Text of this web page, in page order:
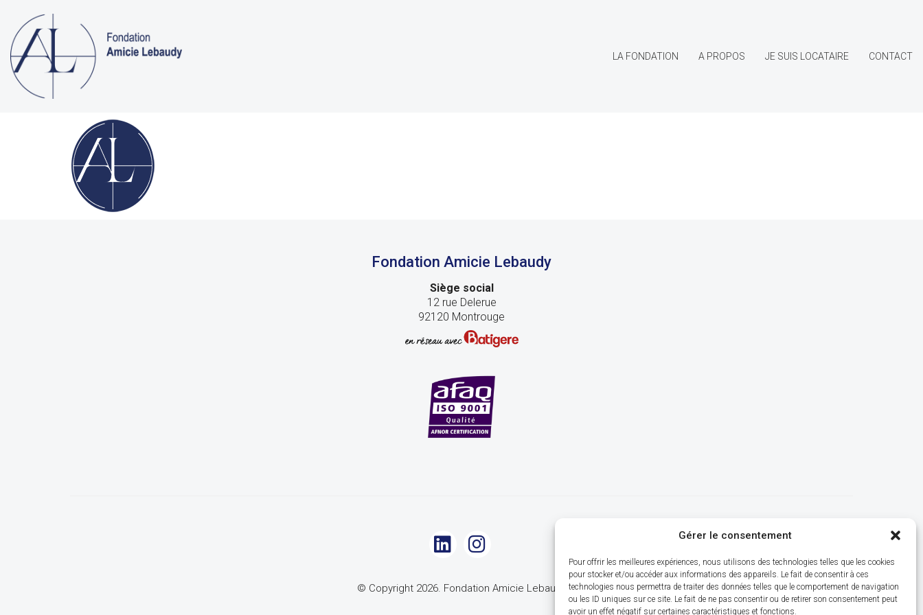
Gérer le consentement
Pour offrir les meilleures expériences, nous utilisons des technologies telles que les cookies
pour stocker et/ou accéder aux informations des appareils. Le fait de consentir à ces
technologies nous permettra de traiter des données telles que le comportement de navigation
ou les ID uniques sur ce site. Le fait de ne pas consentir ou de retirer son consentement peut
avoir un effet négatif sur certaines caractéristiques et fonctions.
LA FONDATION A PROPOS JE SUIS LOCATAIRE CONTACT
Fondation Amicie Lebaudy
Siège social
12 rue Delerue
92120 Montrouge
© Copyright 2026. Fondation Amicie Lebaudy